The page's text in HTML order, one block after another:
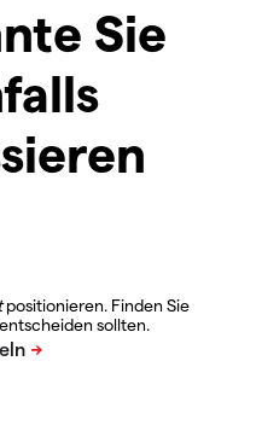
Sie
positionieren. Finden Sie
sollten.